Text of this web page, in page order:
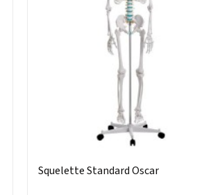
Squelette Standard Oscar